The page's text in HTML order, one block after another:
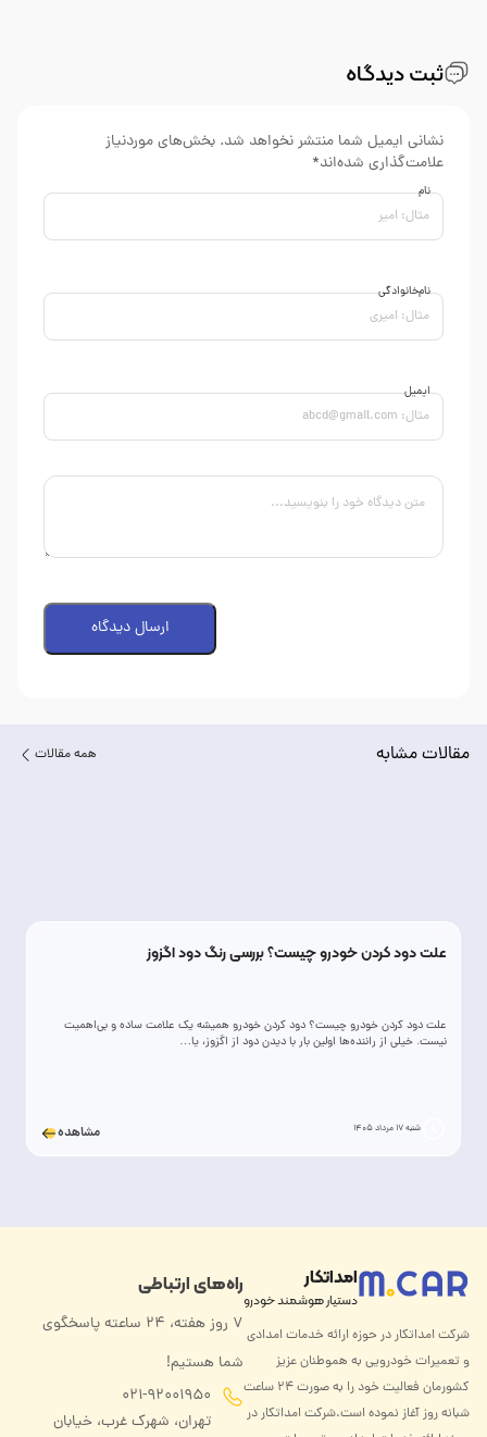
ثبت دیدگاه
نشانی ایمیل شما منتشر نخواهد شد. بخش‌های موردنیاز
علامت‌گذاری شده‌اند*
نام
نام‌خانوادگی
ایمیل
ارسال دیدگاه
مقالات مشابه همه مقالات
علت دود کردن خودرو چیست؟ بررسی رنگ دود اگزوز
علت دود کردن خودرو چیست؟ دود کردن خودرو همیشه یک علامت ساده و بی‌اهمیت
نیست. خیلی از راننده‌ها اولین بار با دیدن دود از اگزوز، یا…
شنبه 17 مرداد 1405 مشاهده
امداتکار
دستیار هوشمند خودرو
شرکت امداتکار در حوزه ارائه خدمات امدادی
و تعمیرات خودرویی به هموطنان عزیز
کشورمان فعالیت خود را به صورت ۲۴ ساعت
شبانه روز آغاز نموده است.شرکت امداتکار در
راه‌های ارتباطی
۷ روز هفته، ۲۴ ساعته پاسخگوی
شما هستیم!
021-92001950
تهران، شهرک غرب، خیابان